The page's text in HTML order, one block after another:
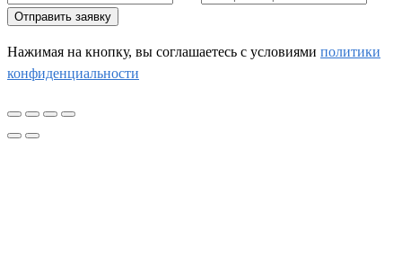
Отправить заявку
Нажимая на кнопку, вы соглашаетесь c условиями политики
конфиденциальности